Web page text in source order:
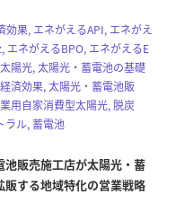
効果, エネがえるAPI, エネがえ
エネがえるBPO, エネがえるE
陽光, 太陽光・蓄電池の基礎
済効果, 太陽光・蓄電池販
用自家消費型太陽光, 脱炭
ラル, 蓄電池
池販売施工店が太陽光・蓄
販する地域特化の営業戦略